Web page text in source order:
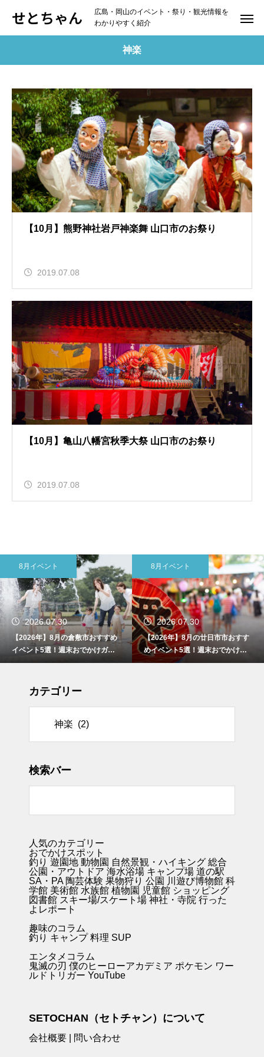
せとちゃん
広島・岡山のイベント・祭り・観光情報を
わかりやすく紹介
神楽
【10月】熊野神社岩戸神楽舞 山口市のお祭り
2019.07.08
【10月】亀山八幡宮秋季大祭 山口市のお祭り
2019.07.08
8月イベント
2026.07.30
【2026年】8月の倉敷市おすすめ
イベント5選！週末おでかけガイ
ド
8月イベント
2026.07.30
【2026年】8月の廿日市市おすす
めイベント5選！週末おでかけガ
イド
カテゴリー
検索バー
人気のカテゴリー
おでかけスポット
釣り 遊園地 動物園 自然景観・ハイキング 総合
公園・アウトドア 海水浴場 キャンプ場 道の駅
SA・PA 陶芸体験 果物狩り 公園 川遊び博物館 科
学館 美術館 水族館 植物園 児童館 ショッピング
図書館 スキー場/スケート場 神社・寺院 行った
よレポート
趣味のコラム
釣り キャンプ料理 SUP
エンタメコラム
鬼滅の刃 僕のヒーローアカデミア ポケモン ワー
ルドトリガー YouTube
SETOCHAN（セトチャン）について
会社概要 問い合わせ